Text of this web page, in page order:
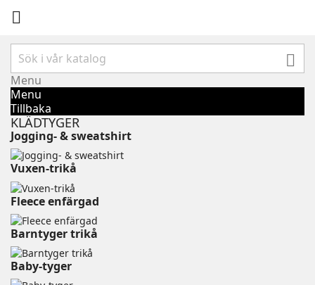


Menu
Menu
Tillbaka
KLÄDTYGER
Jogging- & sweatshirt
Vuxen-trikå⠀⠀⠀⠀⠀⠀⠀
Fleece enfärgad⠀⠀⠀⠀⠀⠀⠀⠀
Barntyger trikå⠀⠀⠀⠀⠀⠀⠀⠀
Baby-tyger⠀⠀⠀⠀⠀⠀⠀⠀⠀⠀⠀